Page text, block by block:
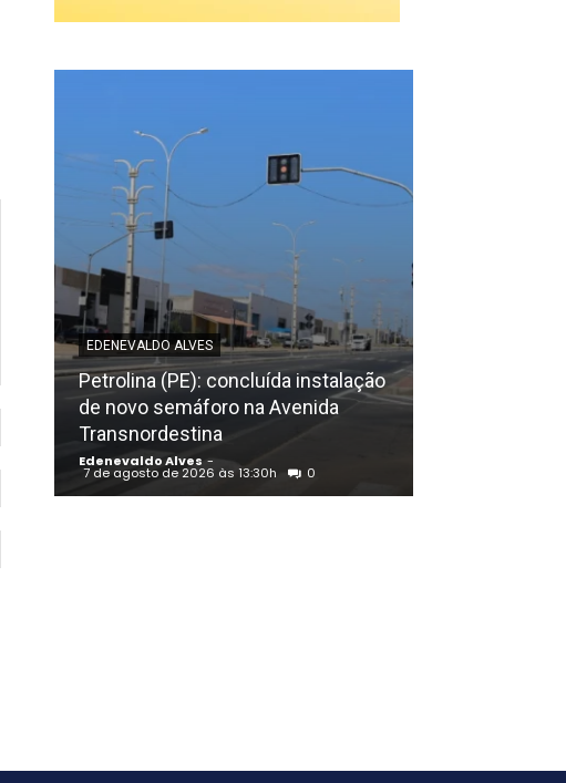
EDENEVALDO ALVES
Petrolina (PE): concluída instalação
de novo semáforo na Avenida
Transnordestina
Edenevaldo Alves -
7 de agosto de 2026 às 13:30h 0